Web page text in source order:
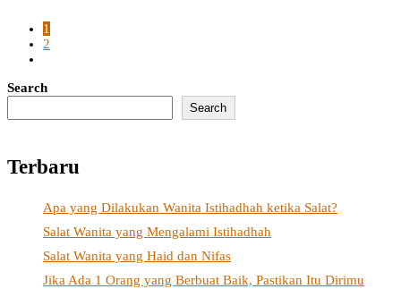
1
2
Search
Search
Terbaru
Apa yang Dilakukan Wanita Istihadhah ketika Salat?
Salat Wanita yang Mengalami Istihadhah
Salat Wanita yang Haid dan Nifas
Jika Ada 1 Orang yang Berbuat Baik, Pastikan Itu Dirimu